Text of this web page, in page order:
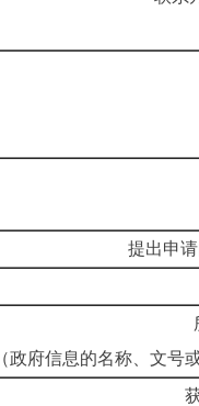
提出
（政府信息的名称、